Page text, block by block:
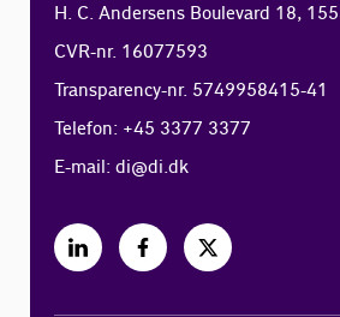
H. C. Andersens Boulevard 18,
CVR-nr. 16077593
Transparency-nr. 5749958415-41
Telefon: +45 3377 3377
E-mail:di@di.dk